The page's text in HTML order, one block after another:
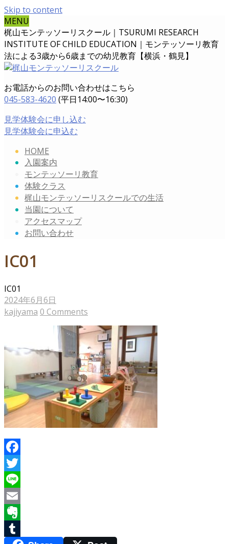
Skip to content
MENU
梶山モンテッソーリスクール｜TSURUMI RESEARCH
INSTITUTE OF CHILD EDUCATION｜ モンテッソーリ教育
法による3歳から6歳までの幼児教育【横浜・鶴見】
お電話からのお問い合わせはこちら
045-583-4620 (平日14:00〜16:30)
見学体験会に申し込む
見学体験会に申込む
HOME
入園案内
モンテッソーリ教育
体験クラス
梶山モンテッソーリスクールでの生活
当園について
アクセスマップ
お問い合わせ
IC01
IC01
2024年6月6日
kajiyama 0 Comments
Facebook
Twitter
Line
Email
Evernote